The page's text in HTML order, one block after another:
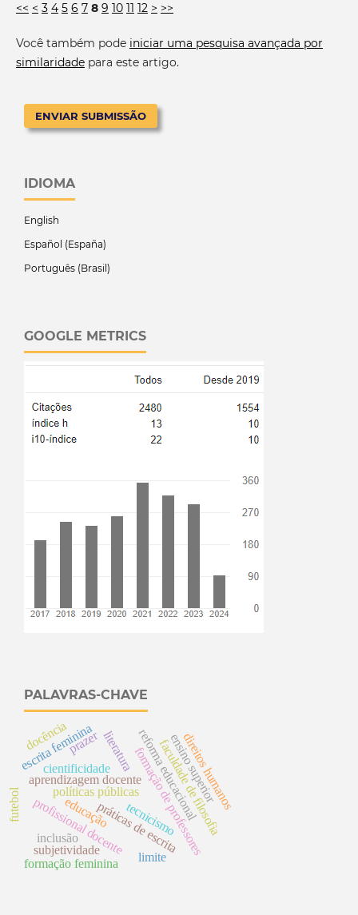
<< < 3 4 5 6 7 8 9 10 11 12 > >>
Você também pode iniciar uma pesquisa avançada por
similaridadepara este artigo.
ENVIAR SUBMISSÃO
IDIOMA
English
Español (España)
Português (Brasil)
GOOGLE METRICS
PALAVRAS-CHAVE
políticas públicasf
o
r
m
a
ç
ã
o
d
e
p
r
o
f
e
s
s
o
r
e
s
p
r
o
f
i
s
s
i
o
n
a
l
d
o
c
e
n
t
e
aprendizagem docentereforma educacional
práticas de escrita
literatura
formação feminina
escrita feminina faculdade de filosofia
ensino superior
cientificidade
tecnicismo
subjetividade
educação
docência direitos humanos
prazer
limite
futebol
inclusão